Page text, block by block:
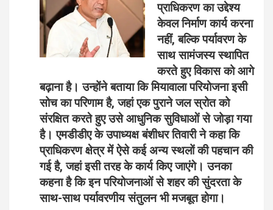
प्राधिकरण का उद्देश्य
केवल निर्माण कार्य करना
नहीं, बल्कि पर्यावरण के
साथ सामंजस्य स्थापित
करते हुए विकास को आगे
बढ़ाना है। उन्होंने बताया कि मियावाला परियोजना इसी
सोच का परिणाम है, जहां एक पुराने जल स्रोत को
संरक्षित करते हुए उसे आधुनिक सुविधाओं से जोड़ा गया
है। एमडीडीए के उपाध्यक्ष बंशीधर तिवारी ने कहा कि
प्राधिकरण क्षेत्र में ऐसे कई अन्य स्थलों की पहचान की
गई है, जहां इसी तरह के कार्य किए जाएंगे। उनका
कहना है कि इन परियोजनाओं से शहर की सुंदरता के
साथ-साथ पर्यावरणीय संतुलन भी मजबूत होगा।